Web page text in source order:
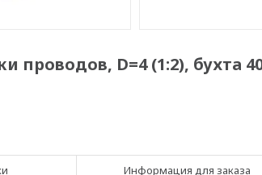
проводов, D=4 (1:2), бухта
Информация для заказа